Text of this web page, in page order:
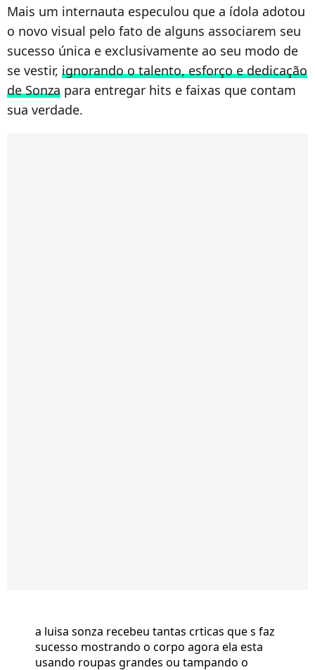
Mais um internauta especulou que a ídola adotou
o novo visual pelo fato de alguns associarem seu
sucesso única e exclusivamente ao seu modo de
se vestir, ignorando o talento, esforço e dedicação
de Sonza para entregar hits e faixas que contam
sua verdade.
a luisa sonza recebeu tantas crticas que s faz
sucesso mostrando o corpo agora ela esta
usando roupas grandes ou tampando o